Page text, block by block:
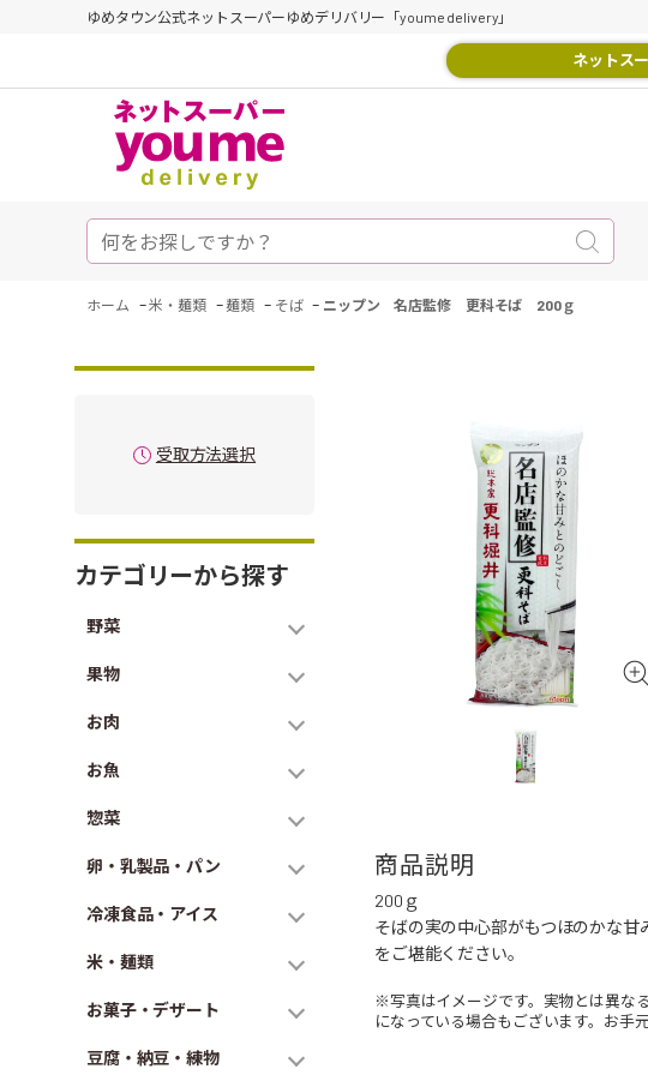
ゆめタウン公式ネットスーパーゆめデリバリー「youme delivery」
ネットス
ホーム -米・麺類 -麺類 - そば - ニップン 名店監修 更科そば 200ｇ
受取方法選択
カテゴリーから探す
野菜
果物
お肉
お魚
惣菜
卵・乳製品・パン
冷凍食品・アイス
米・麺類
お菓子・デザート
豆腐・納豆・練物
商品説明
200ｇ
そばの実の中心部がもつほのかな
をご堪能ください。
※写真はイメージです。実物とは異な
になっている場合もございます。お手